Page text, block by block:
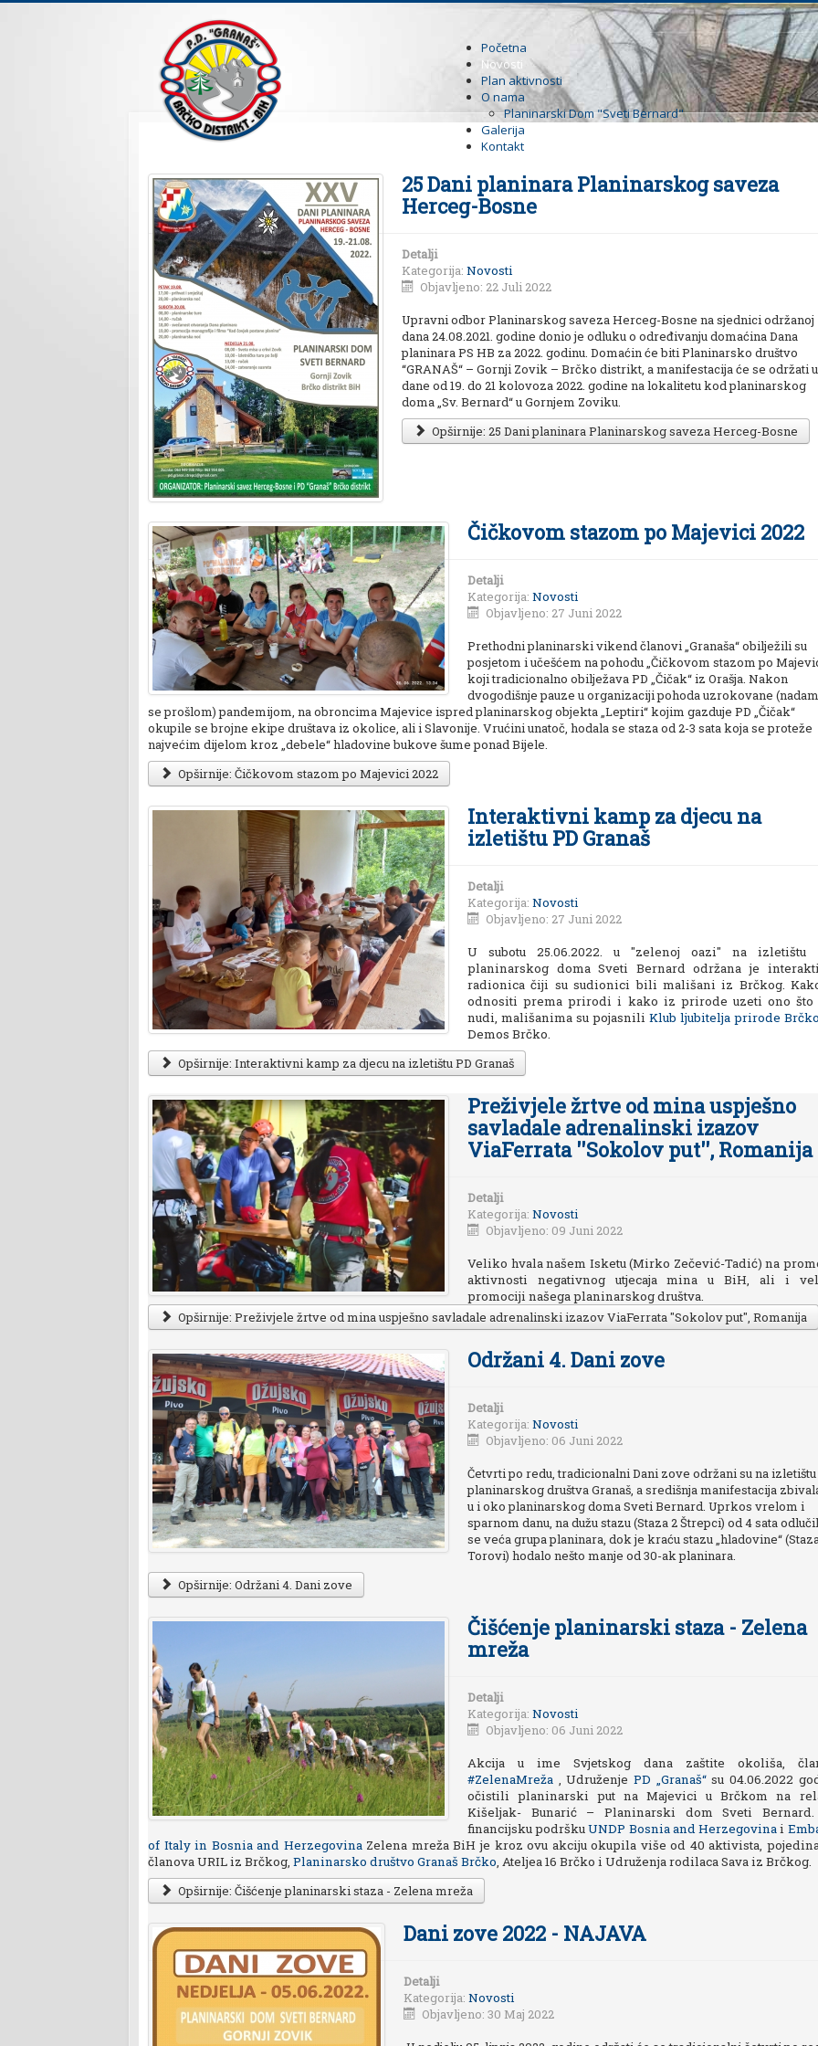
Početna
Novosti
Plan aktivnosti
O nama
Planinarski Dom "Sveti Bernard"
Galerija
Kontakt
25 Dani planinara Planinarskog saveza
Herceg-Bosne
Detalji
Kategorija: Novosti
Objavljeno: 22 Juli 2022
Upravni odbor Planinarskog saveza Herceg-Bosne na sjednici održanoj
dana 24.08.2021. godine donio je odluku o određivanju domaćina Dana
planinara PS HB za 2022. godinu. Domaćin će biti Planinarsko društvo
“GRANAŠ“ – Gornji Zovik – Brčko distrikt, a manifestacija će se održati u
dane od 19. do 21 kolovoza 2022. godine na lokalitetu kod planinarskog
doma „Sv. Bernard“ u Gornjem Zoviku.
Opširnije: 25 Dani planinara Planinarskog saveza Herceg-Bosne
Čičkovom stazom po Majevici 2022
Detalji
Kategorija: Novosti
Objavljeno: 27 Juni 2022
Prethodni planinarski vikend članovi „Granaša“ obilježili su
posjetom i učešćem na pohodu „Čičkovom stazom po
koji tradicionalno obilježava PD „Čičak“ iz Orašja. Nakon
dvogodišnje pauze u organizaciji pohoda uzrokovane
se prošlom) pandemijom, na obroncima Majevice ispred planinarskog objekta „Leptiri“ kojim gazduje PD „Čičak“
okupile se brojne ekipe društava iz okolice, ali i Slavonije. Vrućini unatoč, hodala se staza od 2-3 sata koja se proteže
najvećim dijelom kroz „debele“ hladovine bukove šume ponad Bijele.
Opširnije: Čičkovom stazom po Majevici 2022
Interaktivni kamp za djecu na
izletištu PD Granaš
Detalji
Kategorija: Novosti
Objavljeno: 27 Juni 2022
U subotu 25.06.2022. u "zelenoj oazi" na izletištu
planinarskog doma Sveti Bernard održana je
radionica čiji su sudionici bili mališani iz Brčkog.
odnositi prema prirodi i kako iz prirode uzeti ono što
nudi, mališanima su pojasnili Klub ljubitelja prirode Brčko
Demos Brčko.
Opširnije: Interaktivni kamp za djecu na izletištu PD Granaš
Preživjele žrtve od mina uspješno
savladale adrenalinski izazov
ViaFerrata ''Sokolov put'', Romanija
Detalji
Kategorija: Novosti
Objavljeno: 09 Juni 2022
Veliko hvala našem Isketu (Mirko Zečević-Tadić) na
aktivnosti negativnog utjecaja mina u BiH, ali i
promociji našega planinarskog društva.
Opširnije: Preživjele žrtve od mina uspješno savladale adrenalinski izazov ViaFerrata ''Sokolov put'', Romanija
Održani 4. Dani zove
Detalji
Kategorija: Novosti
Objavljeno: 06 Juni 2022
Četvrti po redu, tradicionalni Dani zove održani su na izletištu
planinarskog društva Granaš, a središnja manifestacija
u i oko planinarskog doma Sveti Bernard. Uprkos vrelom i
sparnom danu, na dužu stazu (Staza 2 Štrepci) od 4 sata
se veća grupa planinara, dok je kraću stazu „hladovine“
Torovi) hodalo nešto manje od 30-ak planinara.
Opširnije: Održani 4. Dani zove
Čišćenje planinarski staza - Zelena
mreža
Detalji
Kategorija: Novosti
Objavljeno: 06 Juni 2022
Akcija u ime Svjetskog dana zaštite okoliša,
#ZelenaMreža , Udruženje PD „Granaš“su 04.06.2022
očistili planinarski put na Majevici u Brčkom na
Kišeljak- Bunarić – Planinarski dom Sveti
financijsku podrškuUNDP Bosnia and Herzegovinai
of Italy in Bosnia and HerzegovinaZelena mreža BiH je kroz ovu akciju okupila više od 40 aktivista,
članova URIL iz Brčkog, Planinarsko društvo Granaš Brčko, Ateljea 16 Brčko i Udruženja rodilaca Sava iz Brčkog.
Opširnije: Čišćenje planinarski staza - Zelena mreža
Dani zove 2022 - NAJAVA
Detalji
Kategorija: Novosti
Objavljeno: 30 Maj 2022